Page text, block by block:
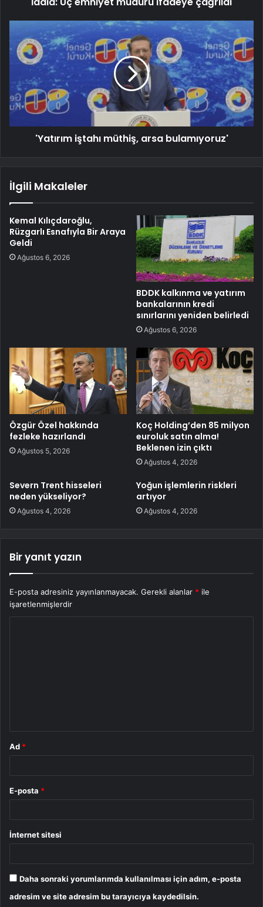
'Yatırım iştahı müthiş, arsa bulamıyoruz'
İlgili Makaleler
Kemal Kılıçdaroğlu,
Rüzgarlı Esnafıyla Bir Araya
Geldi
Ağustos 6, 2026
BDDK kalkınma ve yatırım
bankalarının kredi
sınırlarını yeniden belirledi
Ağustos 6, 2026
Özgür Özel hakkında
fezleke hazırlandı
Ağustos 5, 2026
Koç Holding’den 85 milyon
euroluk satın alma!
Beklenen izin çıktı
Ağustos 4, 2026
Severn Trent hisseleri
neden yükseliyor?
Ağustos 4, 2026
Yoğun işlemlerin riskleri
artıyor
Ağustos 4, 2026
Bir yanıt yazın
E-posta adresiniz yayınlanmayacak. Gerekli alanlar * ile
işaretlenmişlerdir
Ad *
E-posta *
İnternet sitesi
Daha sonraki yorumlarımda kullanılması için adım, e-posta
adresim ve site adresim bu tarayıcıya kaydedilsin.